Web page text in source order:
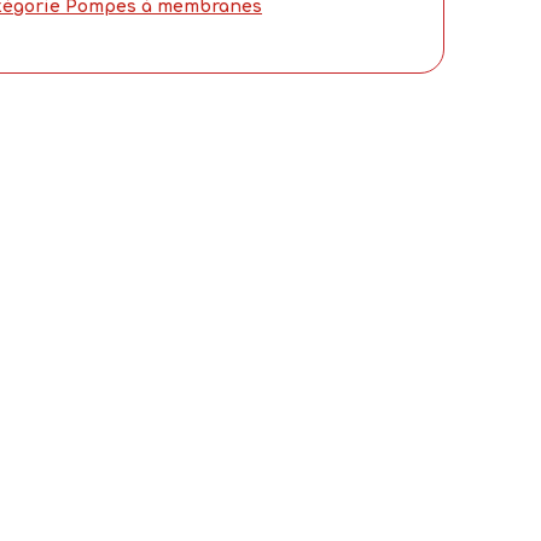
Pompes à membranes